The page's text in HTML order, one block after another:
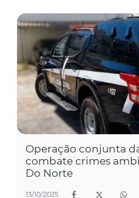
Operação conjunta
combate crimes
Do Norte
13/10/2025